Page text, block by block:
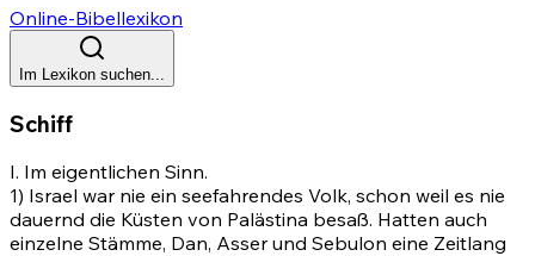
Online-Bibellexikon
Im Lexikon suchen...
Schiff
I. Im eigentlichen Sinn.
1) Israel war nie ein seefahrendes Volk, schon weil es nie
dauernd die Küsten von Palästina besaß. Hatten auch
einzelne Stämme, Dan, Asser und Sebulon eine Zeitlang